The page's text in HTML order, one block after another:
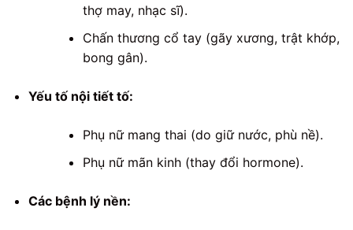
thợ may, nhạc sĩ).
Chấn thương cổ tay (gãy xương, trật khớp,
bong gân).
Yếu tố nội tiết tố:
Phụ nữ mang thai (do giữ nước, phù nề).
Phụ nữ mãn kinh (thay đổi hormone).
Các bệnh lý nền: